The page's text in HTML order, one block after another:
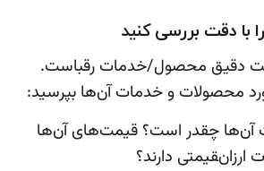
دقیق محصول/خدمات رقباست.
محصولات و خدمات آن‌ها بپرسید:
چقدر است؟ قیمت‌های آن‌ها
دارند؟